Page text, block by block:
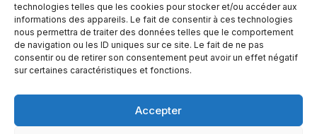
technologies telles que les cookies pour stocker et/ou accéder aux
informations des appareils. Le fait de consentir à ces technologies
nous permettra de traiter des données telles que le comportement
de navigation ou les ID uniques sur ce site. Le fait de ne pas
consentir ou de retirer son consentement peut avoir un effet négatif
sur certaines caractéristiques et fonctions.
Accepter
H1Y 2J9 Canada